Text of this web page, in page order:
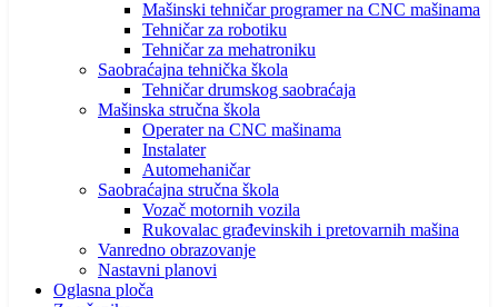
Mašinski tehničar programer na CNC mašinama
Tehničar za robotiku
Tehničar za mehatroniku
Saobraćajna tehnička škola
Tehničar drumskog saobraćaja
Mašinska stručna škola
Operater na CNC mašinama
Instalater
Automehaničar
Saobraćajna stručna škola
Vozač motornih vozila
Rukovalac građevinskih i pretovarnih mašina
Vanredno obrazovanje
Nastavni planovi
Oglasna ploča